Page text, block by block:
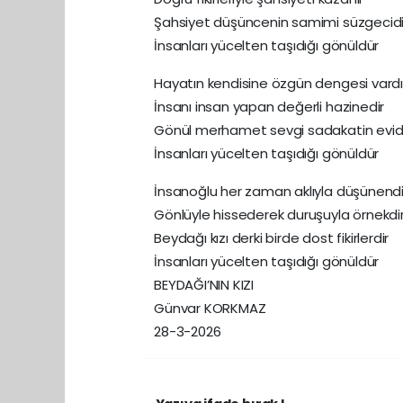
Şahsiyet düşüncenin samimi
İnsanları yücelten taşıdığı gönüldür
Hayatın kendisine özgün dengesi
İnsanı insan yapan değerli hazinedir
Gönül merhamet sevgi sadakatin
İnsanları yücelten taşıdığı gönüldür
İnsanoğlu her zaman aklıyla
Gönlüyle hissederek duruşuyla
Beydağı kızı derki birde dost fikirlerdir
İnsanları yücelten taşıdığı gönüldür
BEYDAĞI’NIN KIZI
Günvar KORKMAZ
28-3-2026